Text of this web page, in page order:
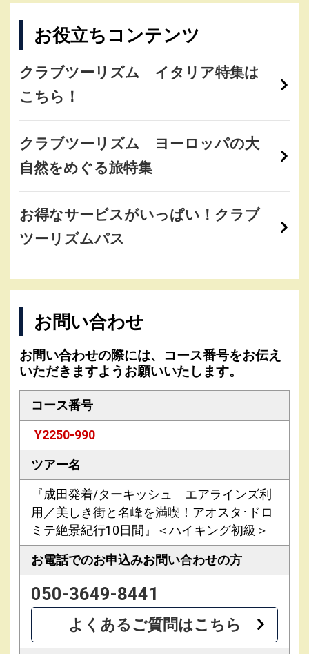
お役立ちコンテンツ
クラブツーリズム イタリア特集は
こちら！
クラブツーリズム ヨーロッパの大
自然をめぐる旅特集
お得なサービスがいっぱい！クラブ
ツーリズムパス
お問い合わせ
お問い合わせの際には、コース番号をお伝え
いただきますようお願いいたします。
コース番号
Y2250-990
ツアー名
『成田発着/ターキッシュ エアラインズ利
用／美しき街と名峰を満喫！アオスタ･ドロ
ミテ絶景紀行10日間』＜ハイキング初級＞
お電話でのお申込みお問い合わせの方
050-3649-8441
よくあるご質問はこちら